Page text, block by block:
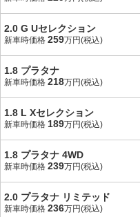
2.0 G Uセレクション
新車時価格 259万円(税込)
1.8 プラタナ
新車時価格 218万円(税込)
1.8 L Xセレクション
新車時価格 189万円(税込)
1.8 プラタナ 4WD
新車時価格 239万円(税込)
2.0 プラタナ リミテッド
新車時価格 236万円(税込)